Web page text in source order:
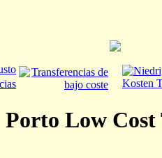
Porto Low Cost